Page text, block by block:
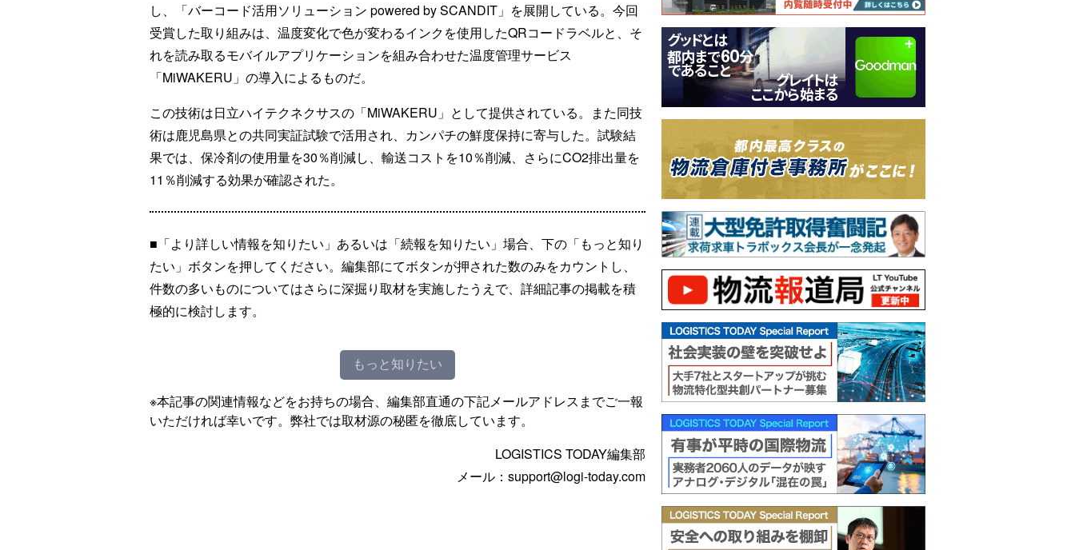
し、「バーコード活用ソリューション powered by SCANDIT」を展開している。今回
受賞した取り組みは、温度変化で色が変わるインクを使用したQRコードラベルと、そ
れを読み取るモバイルアプリケーションを組み合わせた温度管理サービス
「MiWAKERU」の導入によるものだ。
この技術は日立ハイテクネクサスの「MiWAKERU」として提供されている。また同技
術は鹿児島県との共同実証試験で活用され、カンパチの鮮度保持に寄与した。試験結
果では、保冷剤の使用量を30％削減し、輸送コストを10％削減、さらにCO2排出量を
11％削減する効果が確認された。
■「より詳しい情報を知りたい」あるいは「続報を知りたい」場合、下の「もっと知り
たい」ボタンを押してください。編集部にてボタンが押された数のみをカウントし、
件数の多いものについてはさらに深掘り取材を実施したうえで、詳細記事の掲載を積
極的に検討します。
もっと知りたい
※本記事の関連情報などをお持ちの場合、編集部直通の下記メールアドレスまでご一報
いただければ幸いです。弊社では取材源の秘匿を徹底しています。
LOGISTICS TODAY編集部
メール：support@logi-today.com